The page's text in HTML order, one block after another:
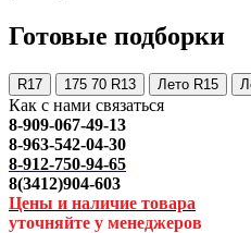
Готовые подборки
R17 175 70 R13 Лето R15
Как с нами связаться
8-909-067-49-13
8-963-542-04-30
8-912-750-94-65
8(3412)904-603
Цены и наличие товара
уточняйте у менеджеров